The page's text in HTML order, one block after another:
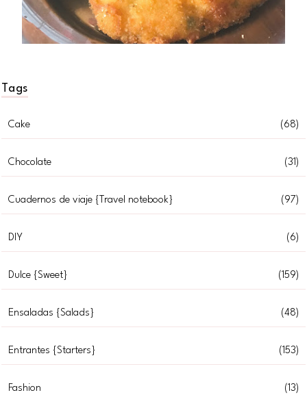
Tags
Cake (68)
Chocolate (31)
Cuadernos de viaje {Travel notebook} (97)
DIY (6)
Dulce {Sweet} (159)
Ensaladas {Salads} (48)
Entrantes {Starters} (153)
Fashion (13)